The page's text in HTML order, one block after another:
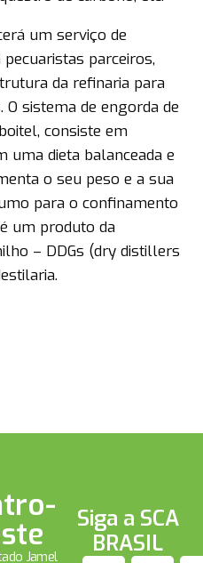
um serviço de
parceiros,
da refinaria para
sistema de engorda de
consiste em
uma dieta balanceada e
o seu peso e a sua
para o confinamento
um produto da
– DDGs (dry distillers
Jamel
Siga a SCA
BRASIL